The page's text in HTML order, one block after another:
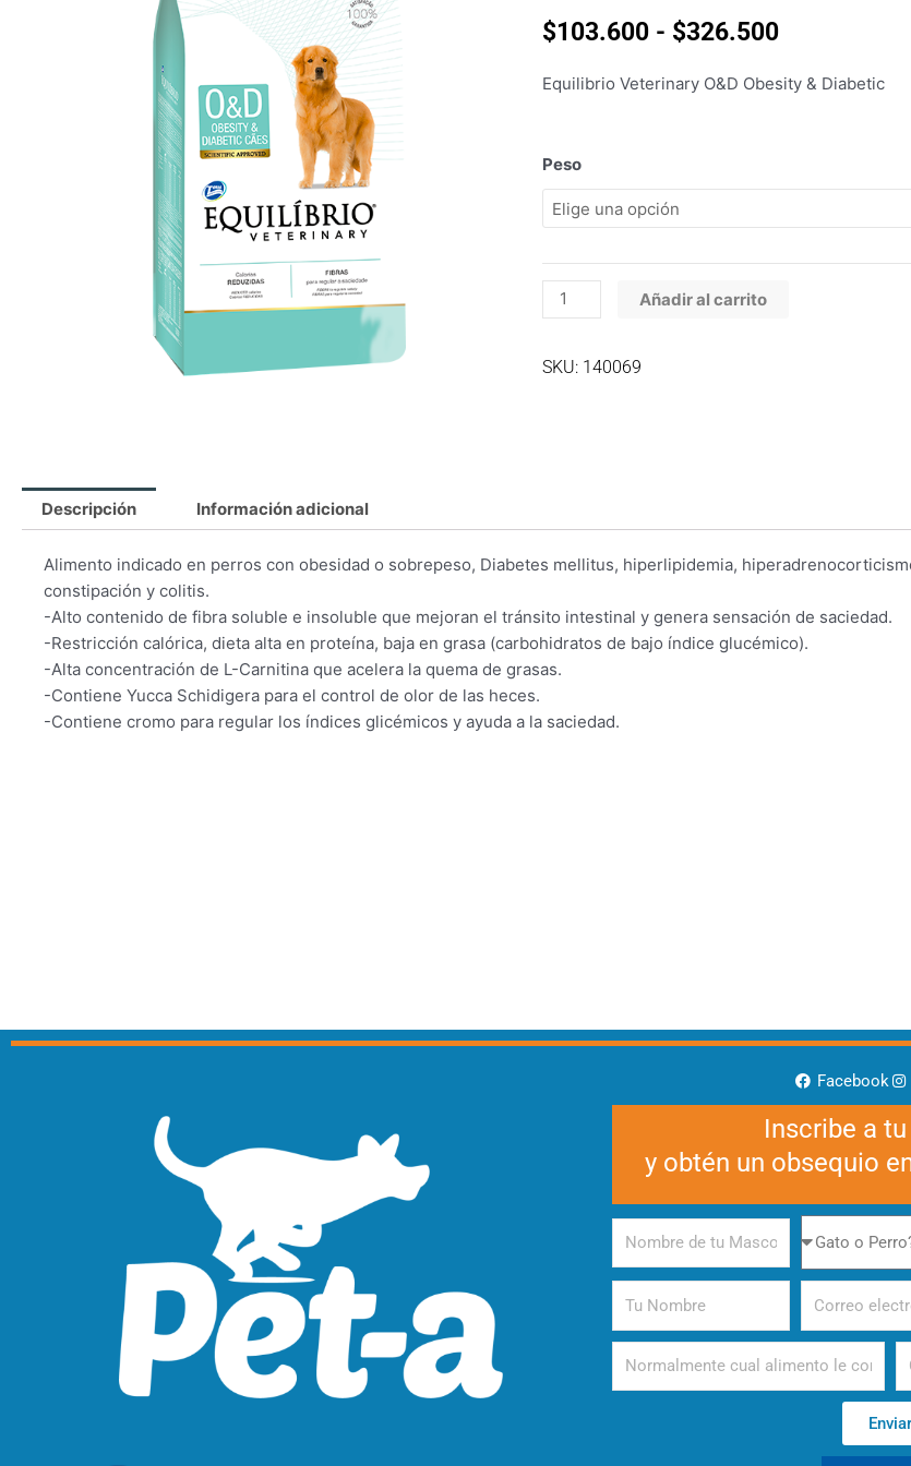
$103.600 - $326.500Rango
precios:
$326.500
Equilibrio Veterinary O&D Obesity & Diabetic
Peso
Equilibrio
Veterinary
O&D
&
Diabetic
cantidad
Añadir al carrito
SKU: 140069
Descripción Información adicional
Alimento indicado en perros con obesidad o sobrepeso, Diabetes mellitus, hiperlipidemia,
constipación y colitis.
-Alto contenido de fibra soluble e insoluble que mejoran el tránsito intestinal y genera sensación de saciedad.
-Restricción calórica, dieta alta en proteína, baja en grasa (carbohidratos de bajo índice glucémico).
-Alta concentración de L-Carnitina que acelera la quema de grasas.
-Contiene Yucca Schidigera para el control de olor de las heces.
-Contiene cromo para regular los índices glicémicos y ayuda a la saciedad.
Facebook
Inscribe a
y obtén un obsequio
de
tu
Mascota
Perro
Alimento
Enviar